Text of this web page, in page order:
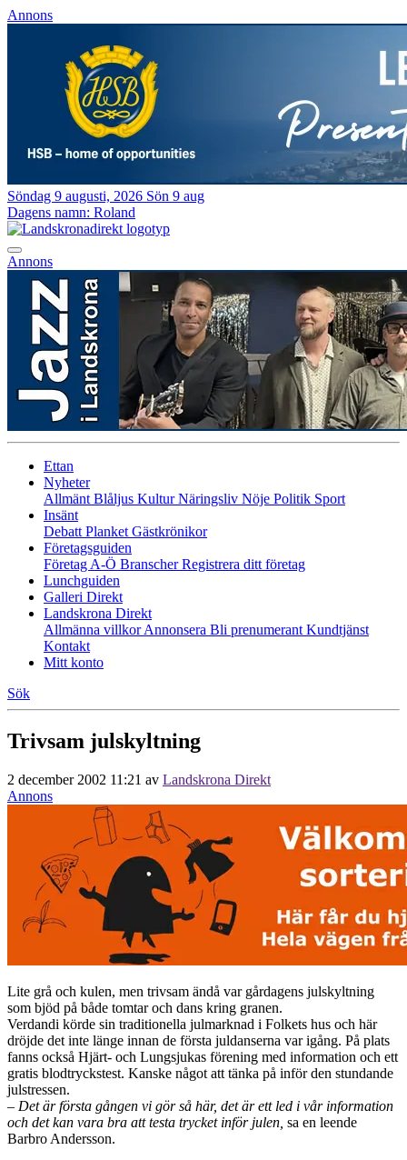
Annons
Söndag 9 augusti, 2026 Sön 9 aug
Dagens namn: Roland
Annons
Ettan
Nyheter
Allmänt Blåljus KulturNäringsliv Nöje Politik Sport
Insänt
Debatt Planket Gästkrönikor
Företagsguiden
Företag A-Ö BranscherRegistrera ditt företag
Lunchguiden
Galleri Direkt
Landskrona Direkt
Allmänna villkorAnnonsera Bli prenumerant Kundtjänst
Kontakt
Mitt konto
Sök
Trivsam julskyltning
2 december 2002 11:21 av Landskrona Direkt
Annons
Lite grå och kulen, men trivsam ändå var gårdagens julskyltning
som bjöd på både tomtar och dans kring granen.
Verdandi körde sin traditionella julmarknad i Folkets hus och här
dröjde det inte länge innan de första juldanserna var igång. På plats
fanns också Hjärt- och Lungsjukas förening med information och ett
gratis blodtryckstest. Kanske något att tänka på inför den stundande
julstressen.
– Det är första gången vi gör så här, det är ett led i vår information
och det kan vara bra att testa trycket inför julen, sa en leende
Barbro Andersson.